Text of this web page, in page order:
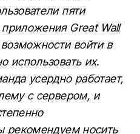
пяти
Great Wall
войти в
использовать их.
усердно работает,
с сервером, и
рекомендуем носить